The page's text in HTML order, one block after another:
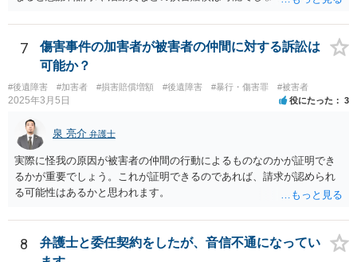
い場合が多いです。 また、保険会社から提案される金額は低めに出さ
れることも多いため、その交渉のために弁護士を入れるということも
考えられるかと思われます。
7
傷害事件の加害者が被害者の仲間に対する訴訟は
可能か？
#後遺障害 #加害者 #損害賠償増額 #後遺障害 #暴行・傷害罪 #被害者
2025年3月5日 役にたった 3
泉 亮介 弁護士
実際に怪我の原因が被害者の仲間の行動によるものなのかが証明でき
るかが重要でしょう。これが証明できるのであれば、請求が認められ
る可能性はあるかと思われます。
8
弁護士と委任契約をしたが、音信不通になってい